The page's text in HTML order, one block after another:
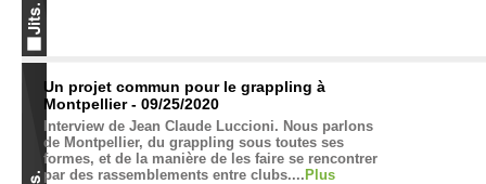
Un projet commun pour le grappling à
Montpellier - 09/25/2020
Interview de Jean Claude Luccioni. Nous parlons
de Montpellier, du grappling sous toutes ses
formes, et de la manière de les faire se rencontrer
par des rassemblements entre clubs.... Plus